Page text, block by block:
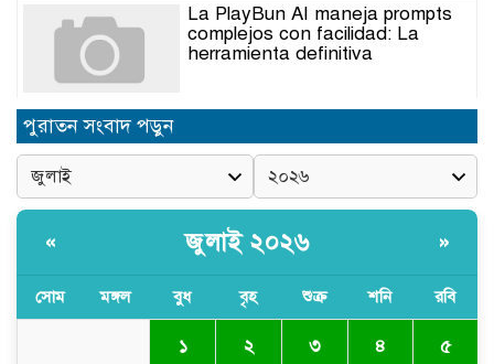
La PlayBun AI maneja prompts
complejos con facilidad: La
herramienta definitiva
নিত্যপণ্যের ঊর্ধ্বগতি রোধ, স্বাধীন দুদক
নবনিযুক্ত এসএমপি কমিশনারের সঙ্গে
সাংবাদিকদের মতবিনিময় সভা
অবৈধ বালু উত্তোলনের অভিযোগে ২১টি
ড্রেজার জব্দ, ৯ জন আটক
পুরাতন সংবাদ পড়ুন
« জুলাই ২০২৬ »
সোম মঙ্গল বুধ বৃহ শুক্র শনি রবি
১ ২ ৩ ৪ ৫